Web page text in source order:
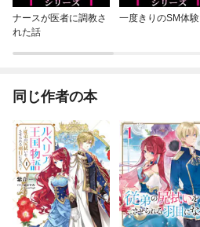
ナースが医者に調教さ
れた話
一度きりのSM体験
同じ作者の本